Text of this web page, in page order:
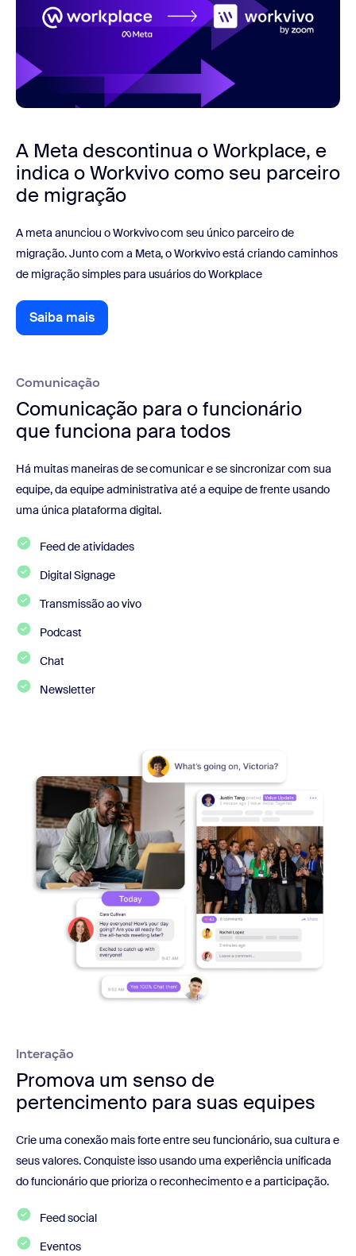
A Meta descontinua o Workplace, e
indica o Workvivo como seu parceiro
de migração
A meta anunciou o Workvivo com seu único parceiro de
migração. Junto com a Meta, o Workvivo está criando caminhos
de migração simples para usuários do Workplace
Saiba mais
Saiba mais
Comunicação
Comunicação para o funcionário
que funciona para todos
Há muitas maneiras de se comunicar e se sincronizar com sua
equipe, da equipe administrativa até a equipe de frente usando
uma única plataforma digital.
Feed de atividades
Digital Signage
Transmissão ao vivo
Podcast
Chat
Newsletter
Interação
Promova um senso de
pertencimento para suas equipes
Crie uma conexão mais forte entre seu funcionário, sua cultura e
seus valores. Conquiste isso usando uma experiência unificada
do funcionário que prioriza o reconhecimento e a participação.
Feed social
Eventos